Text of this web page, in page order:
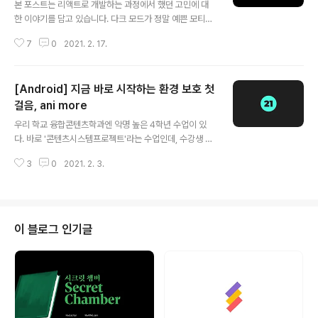
프론트 개발자들에게 미안하기도 했다. 그래서 어차피 이
겸사겸사 내가 프론트엔드 개발을 더 재밌어 하는지 백엔
본 포스트는 리액트로 개발하는 과정에서 했던 고민에 대
한 이야기를 담고 있습니다. 다크 모드가 정말 예쁜 모티브
는 리액트로 프로젝트를 진행하면서 가장 어려웠던 것은 s
ga * styled-components 리덕스(redux)를 찾아보면
높은 확률로 아래의 이미지를 만날 수 있다. 리액트에서 pr
ops를 필요한 곳으로 내려보내기 위해 해당 props 를 사
용하지 않는 컴포넌트를 거쳐가야 하는 경우 불필요한 리
렌더링이 발생하는 문제가 있다. 리덕스는 간단히 말하면
그런 상태들을 따로 빼놓는 저장소(스토어)를 제..
7 0 2021. 2. 17.
[Android] 지금 바로 시작하는 환경 보호 첫
걸음, ani more
우리 학교 융합콘텐츠학과엔 악명 높은 4학년 수업이 있
다. 바로 '콘텐츠시스템프로젝트'라는 수업인데, 수강생 4
하다면) 배포까지 해야 하는 수업이기 때문이다. 그러나 프
roject 카테고리에 기획 및 디자인과 관련된 글을 써도 될
까 잠깐 고민했지만.. 이 프로젝트에서 안드로이드 개발을
도맡아 했으니 이곳에 글을 쓰기로 했다. --- ✔ 기획 약 4
타겟 특성, 서비스의 목적, 메인 기능, 주요 컨셉(혹은 스토
리 라..
3 0 2021. 2. 3.
이 블로그 인기글